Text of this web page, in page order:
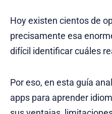
Hoy existen cientos de
precisamente esa
difícil identificar cuáles
Por eso, en esta guía
apps para aprender